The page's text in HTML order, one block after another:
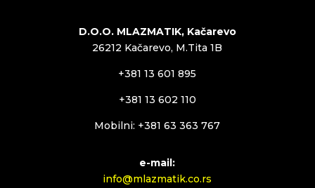
D.O.O. MLAZMATIK, Kačarevo
26212 Kačarevo, M.Tita 1B
+381 13 601 895
+381 13 602 110
Mobilni: +381 63 363 767
e-mail:
info@mlazmatik.co.rs